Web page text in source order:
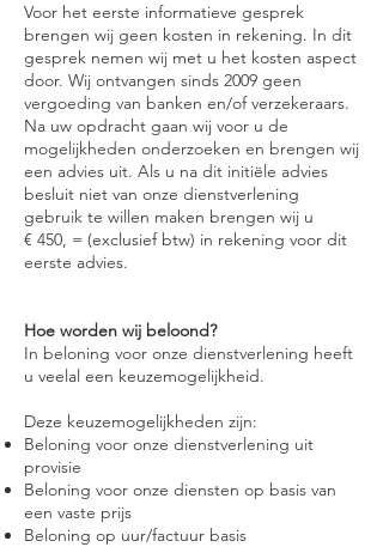
Voor het eerste informatieve gesprek
brengen wij geen kosten in rekening. In dit
gesprek nemen wij met u het kosten aspect
door. Wij ontvangen sinds 2009 geen
vergoeding van banken en/of verzekeraars.
Na uw opdracht gaan wij voor u de
mogelijkheden onderzoeken en brengen wij
een advies uit. Als u na dit initiële advies
besluit niet van onze dienstverlening
gebruik te willen maken brengen wij u
€ 450, = (exclusief btw) in rekening voor dit
eerste advies.
Hoe worden wij beloond?
In beloning voor onze dienstverlening heeft
u veelal een keuzemogelijkheid.
Deze keuzemogelijkheden zijn:
Beloning voor onze dienstverlening uit
provisie
Beloning voor onze diensten op basis van
een vaste prijs
Beloning op uur/factuur basis